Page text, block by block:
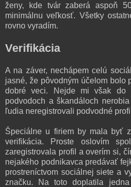
ženy, kde tvár zaberá aspoň
minimálnu veľkosť. Všetky
rovno vyradím.
Verifikácia
A na záver, nechápem celú
jasné, že pôvodným účelom
dobré veci. Nejde mi však do
podvodoch a škandáloch
ľudia neregistrovali podvodné
Špeciálne u firiem by mala byť
verifikácia. Proste oslovím
zaregistrovala profil a overím si,
nejakého podnikavca predávať
prostreníctvom sociálnej siete a
značku. Na toto doplatila